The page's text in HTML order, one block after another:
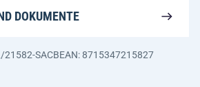
DOKUMENTE
21582-SACBEAN: 8715347215827